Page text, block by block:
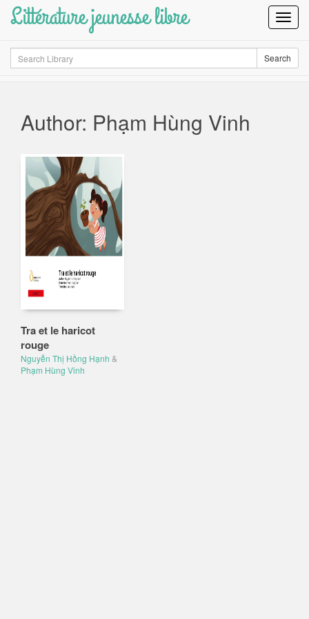
Littérature jeunesse libre
Search Search
Author: Phạm Hùng Vinh
Tra et le haricot
rouge
Nguyễn Thị Hồng Hạnh &
Phạm Hùng Vinh